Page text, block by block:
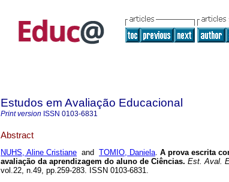
Estudos em Avaliação Educacional
Print version ISSN 0103-6831
Abstract
NUHS, Aline Cristiane and TOMIO, Daniela. A prova escrita
avaliação da aprendizagem do aluno de Ciências. Est. Aval.
vol.22, n.49, pp.259-283. ISSN 0103-6831.